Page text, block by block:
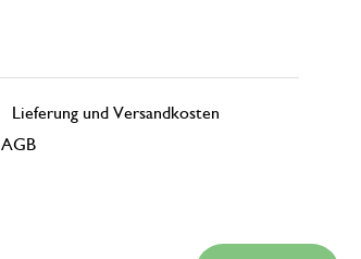
Lieferung und Versandkosten
AGB